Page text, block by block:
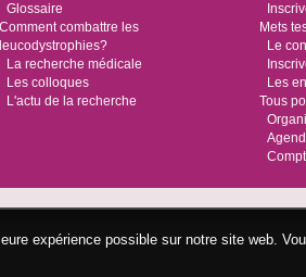
Glossaire
Comment combattre les
leucodystrophies?
La recherche médicale
Les colloques
L'actu de la recherche
Mets
Le
Les
Tous
expérience possible sur notre site web.